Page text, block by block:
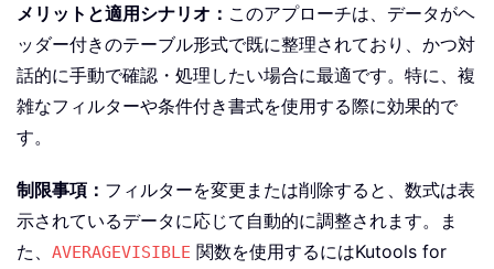
メリットと適用シナリオ： このアプローチは、データがヘ
ッダー付きのテーブル形式で既に整理されており、かつ対
話的に手動で確認・処理したい場合に最適です。特に、複
雑なフィルターや条件付き書式を使用する際に効果的で
す。
制限事項： フィルターを変更または削除すると、数式は表
示されているデータに応じて自動的に調整されます。ま
た、 AVERAGEVISIBLE 関数を使用するにはKutools for